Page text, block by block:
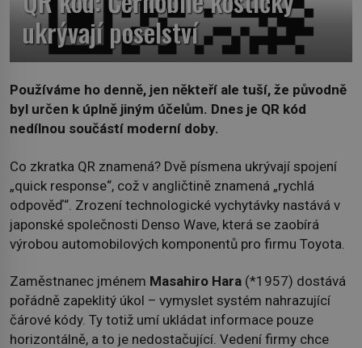
ukrývají poselství
Používáme ho denně, jen někteří ale tuší, že původně
byl určen k úplně jiným účelům. Dnes je QR kód
nedílnou součástí moderní doby.
Co zkratka QR znamená? Dvě písmena ukrývají spojení
„quick response“, což v angličtině znamená „rychlá
odpověď“. Zrození technologické vychytávky nastává v
japonské společnosti Denso Wave, která se zaobírá
výrobou automobilových komponentů pro firmu Toyota.
Zaměstnanec jménem Masahiro Hara (*1957) dostává
pořádně zapeklitý úkol – vymyslet systém nahrazující
čárové kódy. Ty totiž umí ukládat informace pouze
horizontálně, a to je nedostačující. Vedení firmy chce